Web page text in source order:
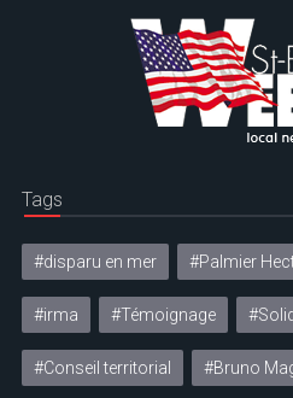
Tags
#disparu en mer #Palmier
#irma #Témoignage
#Conseil territorial #Bruno